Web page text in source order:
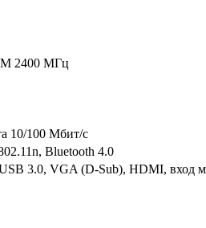
2400 МГц
10/100 Мбит/c
Bluetooth 4.0
3.0, VGA (D-Sub), HDMI, вход